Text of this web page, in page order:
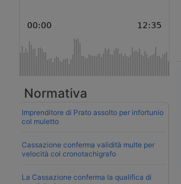
Normativa
Imprenditore di Prato assolto per infortunio
col muletto
Cassazione conferma validità multe per
velocità col cronotachigrafo
La Cassazione conferma la qualifica di